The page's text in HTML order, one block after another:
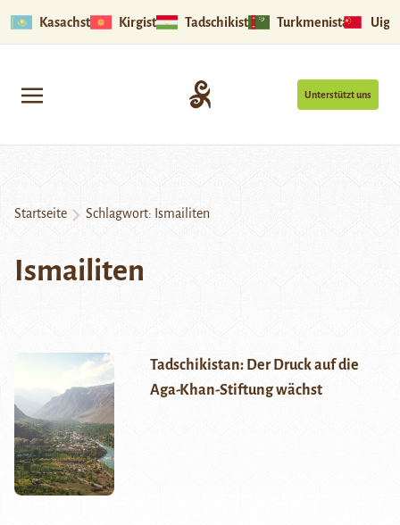
Kasachstan Kirgistan Tadschikistan Turkmenistan
Unterstützt uns
Startseite Schlagwort: Ismailiten
Ismailiten
Tadschikistan: Der Druck auf die
Aga-Khan-Stiftung wächst